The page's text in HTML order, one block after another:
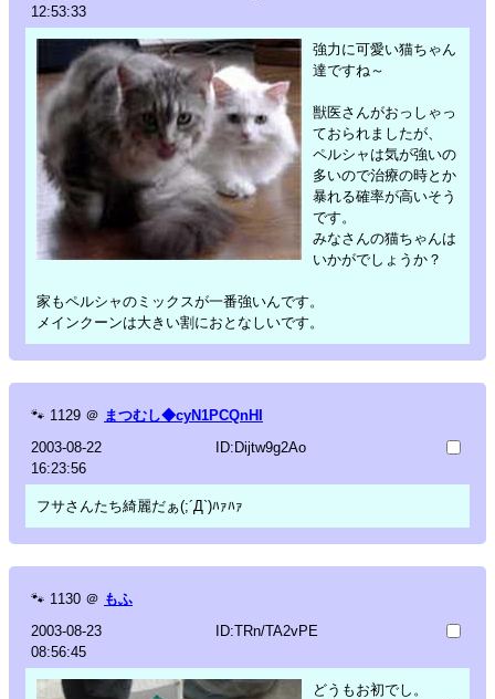
12:53:33
強力に可愛い猫ちゃん
達ですね～
獣医さんがおっしゃっ
ておられましたが、
ペルシャは気が強いの
多いので治療の時とか
暴れる確率が高いそう
です。
みなさんの猫ちゃんは
いかがでしょうか？
家もペルシャのミックスが一番強いんです。
メインクーンは大きい割におとなしいです。
🐾 1129 ＠ まつむし◆cyN1PCQnHI
2003-08-22
16:23:56
ID:Dijtw9g2Ao
フサさんたち綺麗だぁ(;´Д`)ﾊｧﾊｧ
🐾 1130 ＠ もふ
2003-08-23
08:56:45
ID:TRn/TA2vPE
どうもお初でし。